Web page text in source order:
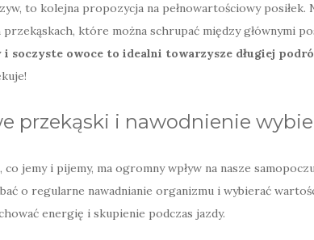
to kolejna propozycja na pełnowartościowy posiłek.
które można schrupać między głównymi
i soczyste owoce to idealni towarzysze długiej
przekąski i nawodnienie
co jemy i pijemy, ma ogromny wpływ na nasze
o regularne nawadnianie organizmu i wybierać
energię i skupienie podczas jazdy.